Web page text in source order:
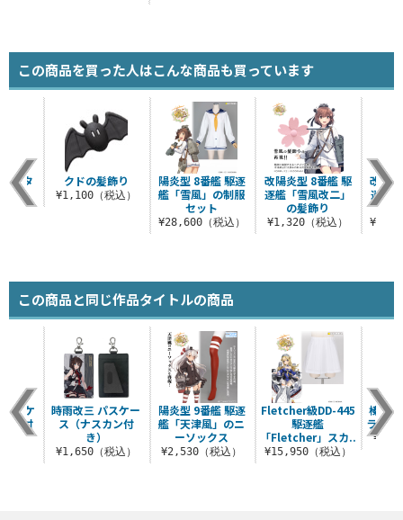
この商品を買った人はこんな商品も買っています
陽炎型 8番艦 駆逐
艦「雪風」の制服
セット
¥28,600（税込）
改陽炎型 8番艦 駆
逐艦「雪風改二」
の髪飾り
¥1,320（税込）
改陽
逐艦
の
ンタ
アル
クドの髪飾り
¥1,100（税込）
この商品と同じ作品タイトルの商品
陽炎型 9番艦 駆逐
艦「天津風」のニ
ーソックス
¥2,530（税込）
Fletcher級DD-445
駆逐艦
「Fletcher」スカ..
¥15,950（税込）
榛名
ラフィ
スケ
ン付
時雨改三 パスケー
ス（ナスカン付
き）
¥1,650（税込）